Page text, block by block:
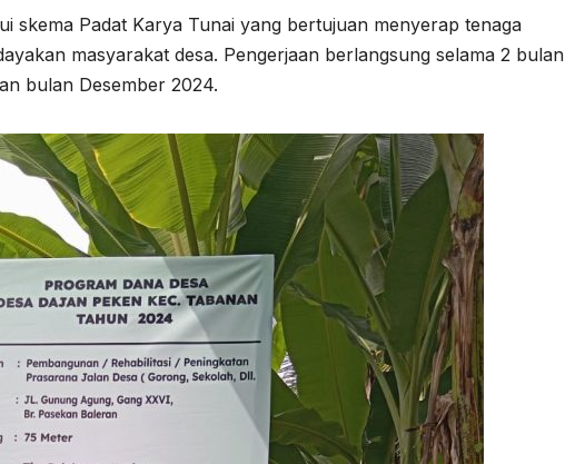
skema Padat Karya Tunai yang bertujuan menyerap tenaga
masyarakat desa. Pengerjaan berlangsung selama 2 bulan
bulan Desember 2024.